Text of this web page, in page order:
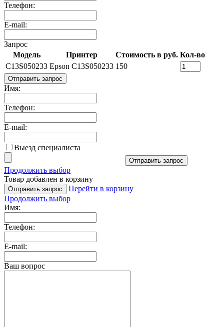
Телефон:
E-mail:
Запрос
Модель
Принтер Стоимость в руб. Кол-во
C13S050233 Epson C13S050233 150
Отправить запрос
Имя:
Телефон:
E-mail:
Выезд специалиста
Отправить запрос
Продолжить выбор
Товар добавлен в корзину
Отправить запрос
Перейти в корзину
Продолжить выбор
Имя:
Телефон:
E-mail:
Ваш вопрос